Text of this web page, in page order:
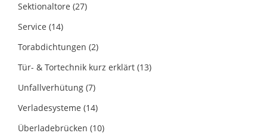
Sektionaltore (27)
Service (14)
Torabdichtungen (2)
Tür- & Tortechnik kurz erklärt (13)
Unfallverhütung (7)
Verladesysteme (14)
Überladebrücken (10)